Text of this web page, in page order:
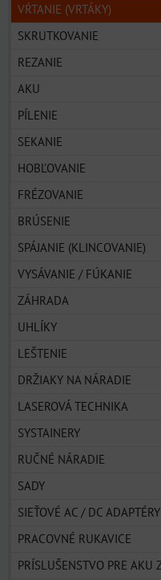
VŔTANIE (VRTÁKY)
SKRUTKOVANIE
REZANIE
AKU
PÍLENIE
SEKANIE
HOBĽOVANIE
FRÉZOVANIE
BRÚSENIE
SPÁJANIE (KLINCOVANIE)
VYSÁVANIE / FÚKANIE
ZÁHRADA
UHLÍKY
LEŠTENIE
DRŽIAKY NA NÁRADIE
LASEROVÁ TECHNIKA
SYSTAINERY
RUČNÉ NÁRADIE
SADY
SIEŤOVÉ AC / DC ADAPTÉRY
PRACOVNÉ RUKAVICE
PRÍSLUŠENSTVO PRE AKU